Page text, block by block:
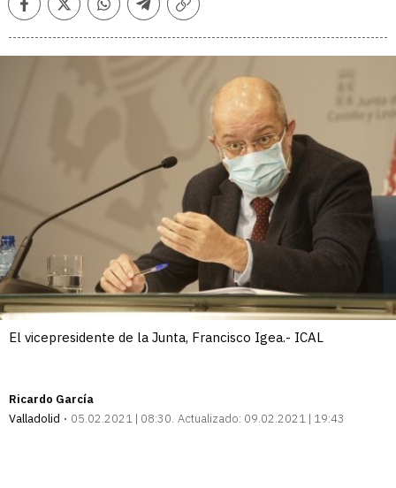
FacebookTwitterWhatsappTelegramCopiar
El vicepresidente de la Junta, Francisco Igea.- ICAL
Ricardo García
Valladolid
05.02.2021 | 08:30 Actualizado: 09.02.2021 | 19:43